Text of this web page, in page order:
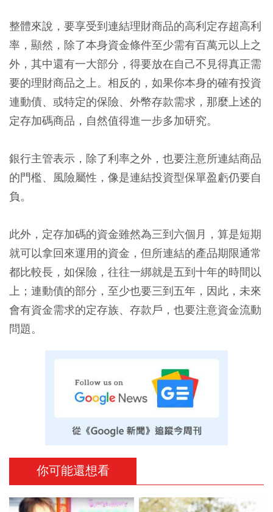
整體來說，要享受到連結理財商品的高利定存超高利
率，顯然，除了本身資金條件至少需有百萬元以上之
外，其中還有一大部分，得要放在自己不見得真正需
要的理財商品之上。相反的，如果你本身的確有投資
連動債、或特定的保險、外幣存款需求，那麼上述的
定存加碼商品，自然值得進一步多加研究。
銀行主管表示，除了利率之外，也要注意所連結商品
的門檻、風險屬性，像是連結投資型保單盈虧仍要自
負。
此外，定存加碼的資金雖然為三到六個月，算是短期
就可以拿回來運用的資金，但所連結的產品期限通常
都比較長，如保險，往往一綁就是五到十年的時間以
上；連動債的部分，至少也要三到五年，因此，未來
會有資金需求的定存族、存款戶，也要注意資金流動
問題。
你可能還想看